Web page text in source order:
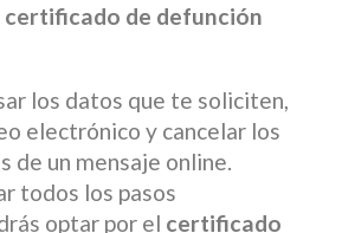
certificado de defunción
los datos que te soliciten,
electrónico y cancelar los
de un mensaje online.
todos los pasos
optar por el certificado